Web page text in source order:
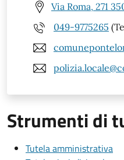
Via Roma, 271
049-9775265
Strumenti di
Tutela amministrativa